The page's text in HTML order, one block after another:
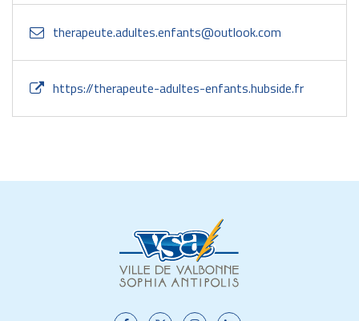
therapeute.adultes.enfants@outlook.com
https://therapeute-adultes-enfants.hubside.fr